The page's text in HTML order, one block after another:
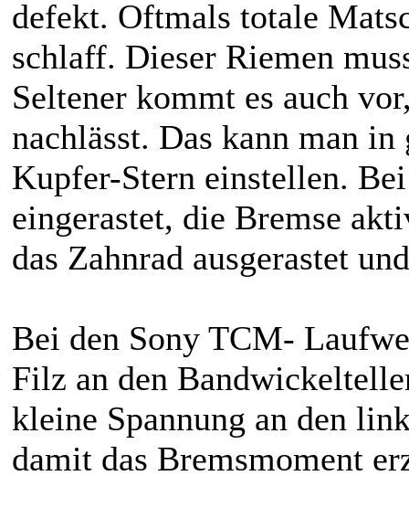
defekt. Oftmals totale
schlaff. Dieser Riemen
Seltener kommt es auch
nachlässt. Das kann man
Kupfer-Stern einstellen.
eingerastet, die Bremse
das Zahnrad ausgerastet
Bei den Sony TCM-
Filz an den
kleine Spannung an den
damit das Bremsmoment